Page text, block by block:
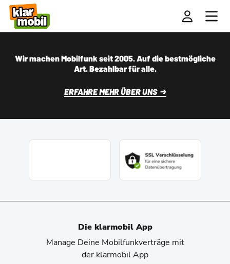
Wir machen Mobilfunk seit 2005. Auf die bestmögliche
Art. Bezahlbar für alle.
ERFAHRE MEHR ÜBER UNS
Die klarmobil App
Manage Deine Mobilfunkverträge mit
der klarmobil App